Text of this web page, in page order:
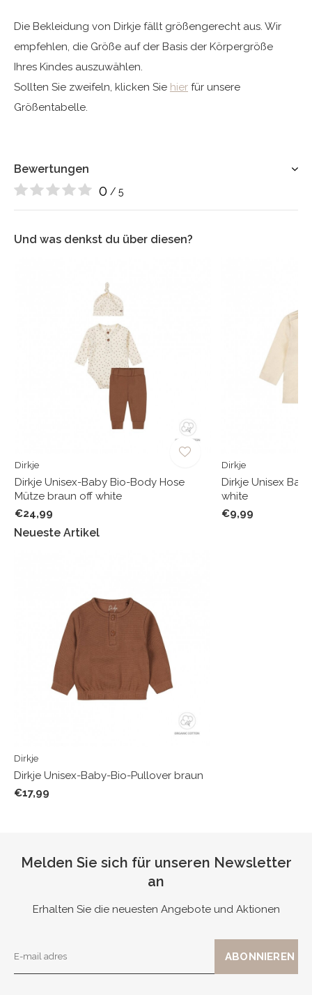
Die Bekleidung von Dirkje fällt größengerecht aus. Wir
empfehlen, die Größe auf der Basis der Körpergröße
Ihres Kindes auszuwählen.
Sollten Sie zweifeln, klicken Sie hier für unsere
Größentabelle.
Bewertungen
0 / 5
Und was denkst du über diesen?
Dirkje
Dirkje Unisex-Baby Bio-Body Hose
Mütze braun off white
€24,99
Dirkje
Dirkje Unisex
white
€9,99
Neueste Artikel
Dirkje
Dirkje Unisex-Baby-Bio-Pullover braun
€17,99
Melden Sie sich für unseren Newsletter
an
Erhalten Sie die neuesten Angebote und Aktionen